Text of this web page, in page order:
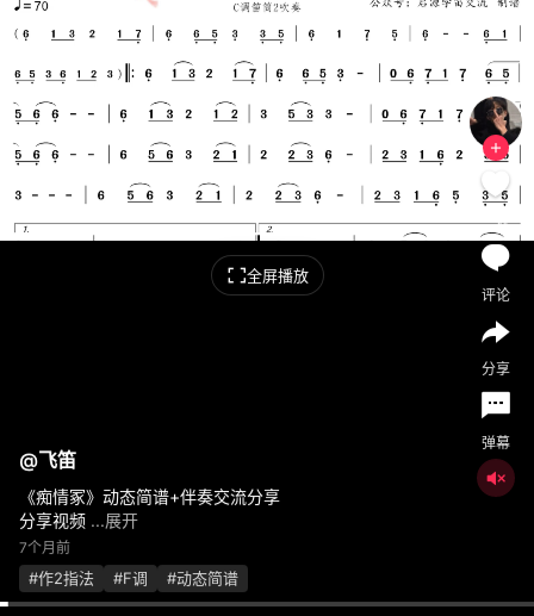
全屏播放
@飞笛
《痴情冢》动态简谱+伴奏交流分享
分享视频 ...展开
7个月前
#作2指法 #F调 #动态简谱
喜欢
评论
分享
弹幕